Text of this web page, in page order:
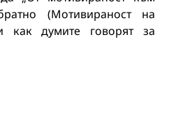
(Мотивираност на
как думите говорят за